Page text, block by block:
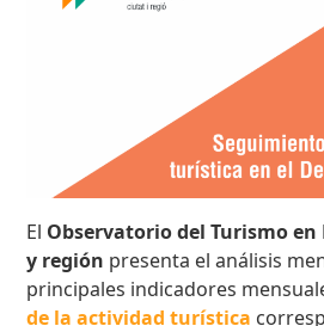
El Observatorio del Turismo
y región presenta el análisis
principales indicadores
de la actividad turística